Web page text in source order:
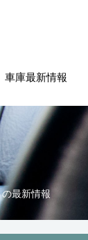
車庫最新情報
最新情報